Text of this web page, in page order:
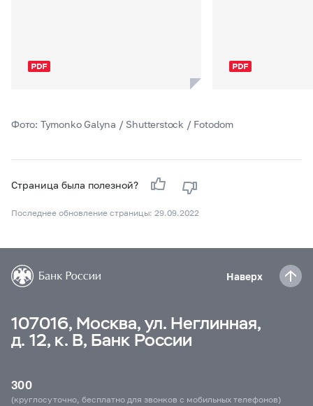
Фото: Tymonko Galyna / Shutterstock / Fotodom
Страница была полезной?
Последнее обновление страницы: 29.09.2022
Наверх
107016, Москва, ул. Неглинная,
д. 12, к. В, Банк России
300
(круглосуточно, бесплатно для звонков с мобильных телефонов)